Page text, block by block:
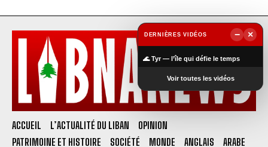
ACCUEIL L’ACTUALITÉ DU LIBAN
OPINION
PATRIMOINE ET HISTOIRE
SOCIÉTÉ MONDE ANGLAIS ARABE
DERNIÈRES VIDÉOS −
×
🌊 Tyr — l’île qui défie le temps
Voir toutes les vidéos